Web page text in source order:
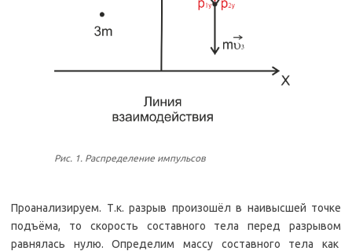
Рис. 1. Распределение импульсов
Проанализируем. Т.к. разрыв произошёл в наивысшей точке
подъёма, то скорость составного тела перед разрывом
равнялась нулю. Определим массу составного тела как